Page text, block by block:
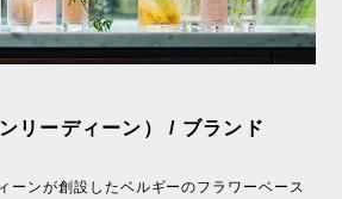
リーディーン） / ブランド
ーンが創設したベルギーのフラワーベース